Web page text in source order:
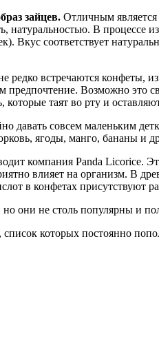
зайцев. Отличным является
натуральностью. В
Вкус соответствует
редко встречаются конфеты,
Возможно это
таят во рту и
давать совсем маленьким
ягоды, манго, бананы и
компания Panda Licorice.
влияет на организм. В
в конфетах присутствуют
они не столь популярны и
которых постоянно